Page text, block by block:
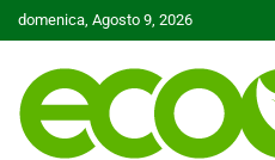
Skip
to
domenica, Agosto 9, 2026